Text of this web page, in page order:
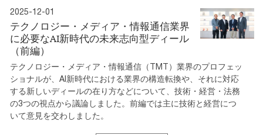
2025-12-01
テクノロジー・メディア・情報通信業界
に必要なAI新時代の未来志向型ディール
（前編）
テクノロジー・メディア・情報通信（TMT）業界のプロフェッ
ショナルが、AI新時代における業界の構造転換や、それに対応
する新しいディールの在り方などについて、技術・経営・法務
の3つの視点から議論しました。前編では主に技術と経営につ
いて意見を交わしました。